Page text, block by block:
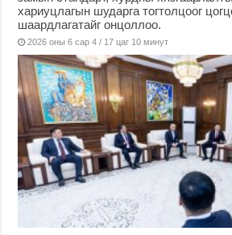
хариуцлагын шударга тогтолцоог
шаардлагатайг онцоллоо.
2026 оны 6 сар 4 / 17 цаг 10 минут